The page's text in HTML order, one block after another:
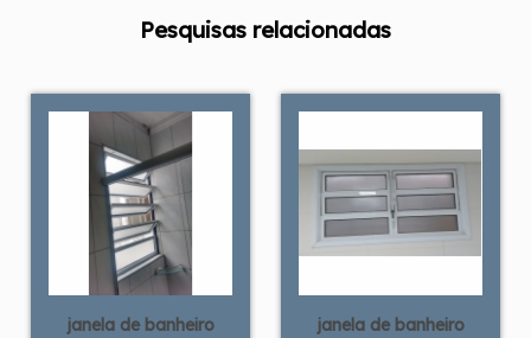
Pesquisas relacionadas
janela de banheiro
janela de banheiro